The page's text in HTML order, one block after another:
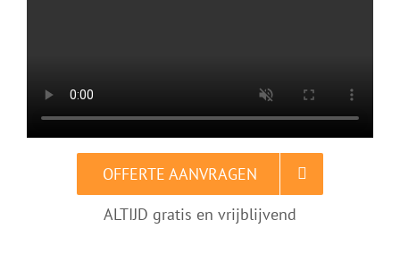
OFFERTE AANVRAGEN
ALTIJD gratis en vrijblijvend